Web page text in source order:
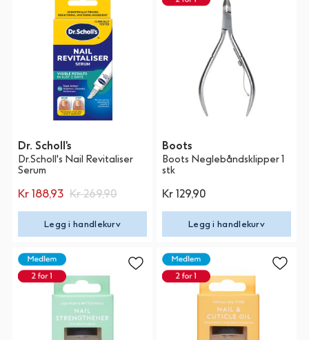
Dr. Scholl's
Dr.Scholl's Nail Revitaliser
Serum
Kr 188,93 Kr 269,90
Legg i handlekurv
Boots
Boots Neglebåndsklipper 1
stk
Kr 129,90
Legg i handlekurv